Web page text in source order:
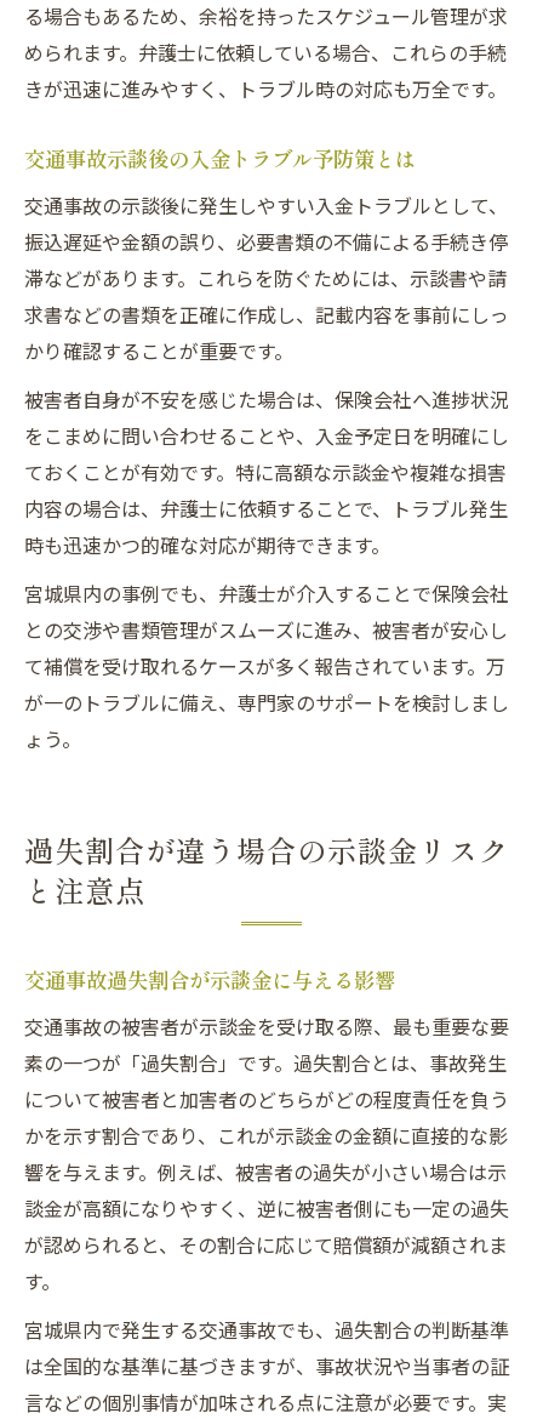
る場合もあるため、余裕を持ったスケジュール管理が求
められます。弁護士に依頼している場合、これらの手続
きが迅速に進みやすく、トラブル時の対応も万全です。
交通事故示談後の入金トラブル予防策とは
交通事故の示談後に発生しやすい入金トラブルとして、
振込遅延や金額の誤り、必要書類の不備による手続き停
滞などがあります。これらを防ぐためには、示談書や請
求書などの書類を正確に作成し、記載内容を事前にしっ
かり確認することが重要です。
被害者自身が不安を感じた場合は、保険会社へ進捗状況
をこまめに問い合わせることや、入金予定日を明確にし
ておくことが有効です。特に高額な示談金や複雑な損害
内容の場合は、弁護士に依頼することで、トラブル発生
時も迅速かつ的確な対応が期待できます。
宮城県内の事例でも、弁護士が介入することで保険会社
との交渉や書類管理がスムーズに進み、被害者が安心し
て補償を受け取れるケースが多く報告されています。万
が一のトラブルに備え、専門家のサポートを検討しまし
ょう。
過失割合が違う場合の示談金リスク
と注意点
交通事故過失割合が示談金に与える影響
交通事故の被害者が示談金を受け取る際、最も重要な要
素の一つが「過失割合」です。過失割合とは、事故発生
について被害者と加害者のどちらがどの程度責任を負う
かを示す割合であり、これが示談金の金額に直接的な影
響を与えます。例えば、被害者の過失が小さい場合は示
談金が高額になりやすく、逆に被害者側にも一定の過失
が認められると、その割合に応じて賠償額が減額されま
す。
宮城県内で発生する交通事故でも、過失割合の判断基準
は全国的な基準に基づきますが、事故状況や当事者の証
言などの個別事情が加味される点に注意が必要です。実